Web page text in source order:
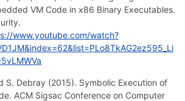
VM Code in x86 Binary Executables.
www.youtube.com/watch?
S. Debray (2015). Symbolic Execution of
ACM Sigsac Conference on Computer